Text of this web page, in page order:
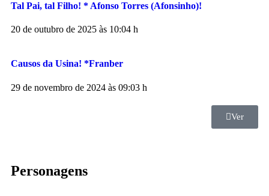
Tal Pai, tal Filho! * Afonso Torres (Afonsinho)!
20 de outubro de 2025 às 10:04 h
Causos da Usina! *Franber
29 de novembro de 2024 às 09:03 h
Ver
Personagens